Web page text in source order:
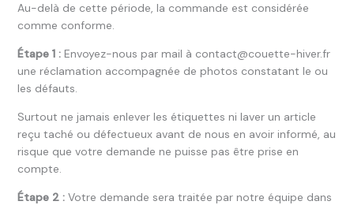
Au-delà de cette période, la commande est considérée
comme conforme.
Étape 1 :Envoyez-nous par mail à contact@couette-hiver.fr
une réclamation accompagnée de photos constatant le ou
les défauts.
Surtout ne jamais enlever les étiquettes ni laver un article
reçu taché ou défectueux avant de nous en avoir informé, au
risque que votre demande ne puisse pas être prise en
compte.
Étape 2 :Votre demande sera traitée par notre équipe dans